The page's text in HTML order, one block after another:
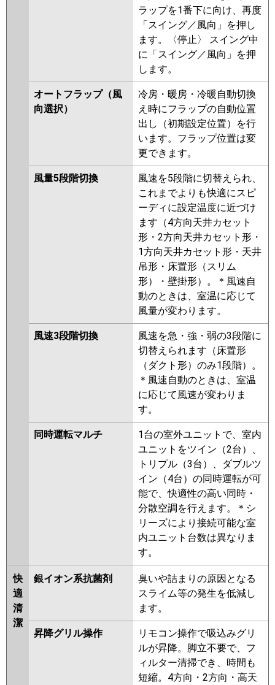
ラップを1番下に向け、再度
「スイング／風向」を押し
ます。〈停止〉 スイング中
に「スイング／風向」を押
します。
オートフラップ（風
向選択）
冷房・暖房・冷暖自動切換
え時にフラップの自動位置
出し（初期設定位置）を行
います。フラップ位置は変
更できます。
風量5段階切換
風速を5段階に切替えられ、
これまでよりも快適にスピ
ーディに設定温度に近づけ
ます（4方向天井カセット
形・2方向天井カセット形・
1方向天井カセット形・天井
吊形・床置形（スリム
形）・壁掛形）。＊風速自
動のときは、室温に応じて
風量が変わります。
風速3段階切換
風速を急・強・弱の3段階に
切替えられます（床置形
（ダクト形）のみ1段階）。
＊風速自動のときは、室温
に応じて風速が変わりま
す。
同時運転マルチ
1台の室外ユニットで、室内
ユニットをツイン（2台）、
トリプル（3台）、ダブルツ
イン（4台）の同時運転が可
能で、快適性の高い同時・
分散空調を行えます。＊シ
リーズにより接続可能な室
内ユニット台数は異なりま
す。
快
適
清
潔
銀イオン系抗菌剤
臭いや詰まりの原因となる
スライム等の発生を低減し
ます。
昇降グリル操作
リモコン操作で吸込みグリ
ルが昇降。脚立不要で、フ
ィルター清掃でき、時間も
短縮。4方向・2方向・高天